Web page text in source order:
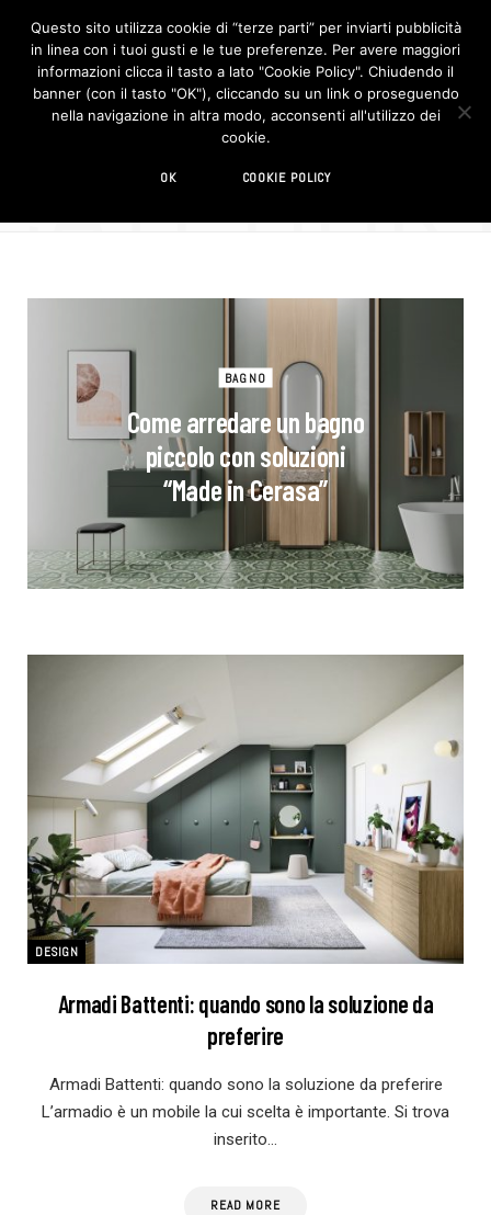
F
c
e
b
o
I
n
s
t
Sponsored
BAGNO
Come arredare un bagno
piccolo con soluzioni
“Made in Cerasa”
DESIGN
Armadi Battenti: quando sono la soluzione da
preferire
Armadi Battenti: quando sono la soluzione da preferire
L’armadio è un mobile la cui scelta è importante. Si trova
inserito…
READ MORE
Questo sito utilizza cookie di “terze parti” per inviarti pubblicità
in linea con i tuoi gusti e le tue preferenze. Per avere maggiori
informazioni clicca il tasto a lato "Cookie Policy". Chiudendo il
banner (con il tasto "OK"), cliccando su un link o proseguendo
nella navigazione in altra modo, acconsenti all'utilizzo dei
cookie.
OK COOKIE POLICY